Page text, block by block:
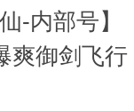
仙-内部号
爽御剑飞行